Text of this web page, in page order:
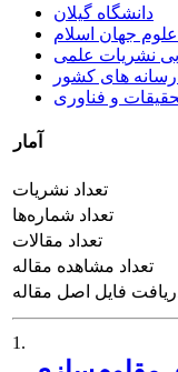
دانشگاه گیلان
علوم جهان اسلام
نشریات علمی
های کشور
و فناوری
آمار
تعداد نشریات
تعداد شماره‌ها
تعداد مقالات
تعداد مشاهده مقاله
فایل اصل مقاله
1.